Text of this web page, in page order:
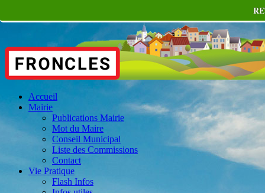
Accueil
Mairie
Publications Mairie
Mot du Maire
Conseil Municipal
Liste des Commissions
Contact
Vie Pratique
Flash Infos